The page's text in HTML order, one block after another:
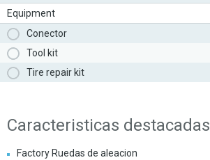
Equipment
Conector
Tool kit
Tire repair kit
Caracteristicas destacadas
Factory Ruedas de aleacion